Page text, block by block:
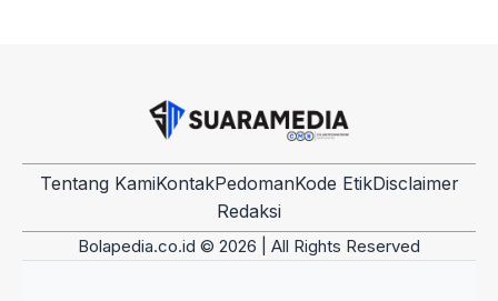
Tentang KamiKontakPedomanKode EtikDisclaimer
Redaksi
Bolapedia.co.id © 2026 | All Rights Reserved